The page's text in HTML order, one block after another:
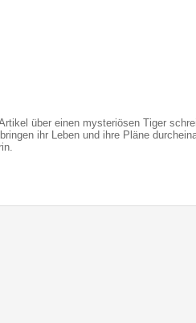
über einen mysteriösen Tiger
ihr Leben und ihre Pläne